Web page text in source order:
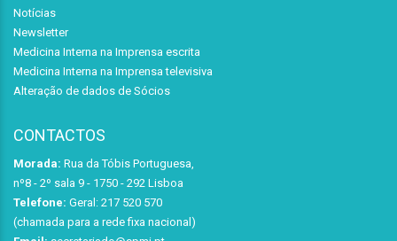
Notícias
Newsletter
Medicina Interna na Imprensa escrita
Medicina Interna na Imprensa televisiva
Alteração de dados de Sócios
CONTACTOS
Morada: Rua da Tóbis Portuguesa,
nº8 - 2º sala 9 - 1750 - 292 Lisboa
Telefone: Geral: 217 520 570
(chamada para a rede fixa nacional)